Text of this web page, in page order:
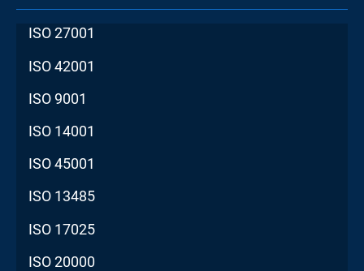
ISO 27001
ISO 42001
ISO 9001
ISO 14001
ISO 45001
ISO 13485
ISO 17025
ISO 20000